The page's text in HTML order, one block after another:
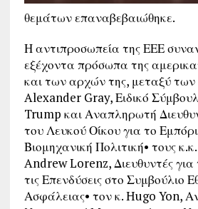
θεμάτων επαναβεβαιώθηκε.
Η αντιπροσωπεία της ΕΕΕ
εξέχοντα πρόσωπα της
και των αρχών της, μεταξύ των
Alexander Gray, Ειδικό
Trump και Αναπληρωτή
του Λευκού Οίκου για το
Βιομηχανική Πολιτική• τους
Andrew Lorenz, Διευθυντές για
τις Επενδύσεις στο Συμβούλιο
Ασφάλειας• τον κ. Hugo Yon,